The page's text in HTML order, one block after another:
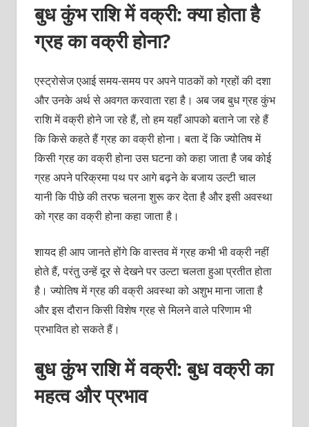
बुध कुंभ राशि में वक्री: क्या होता है
ग्रह का वक्री होना?
एस्ट्रोसेज एआई समय-समय पर अपने पाठकों को ग्रहों की दशा
और उनके अर्थ से अवगत करवाता रहा है। अब जब बुध ग्रह कुंभ
राशि में वक्री होने जा रहे हैं, तो हम यहाँ आपको बताने जा रहे हैं
कि किसे कहते हैं ग्रह का वक्री होना। बता दें कि ज्योतिष में
किसी ग्रह का वक्री होना उस घटना को कहा जाता है जब कोई
ग्रह अपने परिक्रमा पथ पर आगे बढ़ने के बजाय उल्टी चाल
यानी कि पीछे की तरफ चलना शुरू कर देता है और इसी अवस्था
को ग्रह का वक्री होना कहा जाता है।
शायद ही आप जानते होंगे कि वास्तव में ग्रह कभी भी वक्री नहीं
होते हैं, परंतु उन्हें दूर से देखने पर उल्टा चलता हुआ प्रतीत होता
है। ज्योतिष में ग्रह की वक्री अवस्था को अशुभ माना जाता है
और इस दौरान किसी विशेष ग्रह से मिलने वाले परिणाम भी
प्रभावित हो सकते हैं।
बुध कुंभ राशि में वक्री:बुध वक्री का
महत्व और प्रभाव